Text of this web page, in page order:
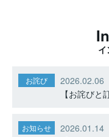
お詫び
2026.02.06
【お詫びと
お知らせ
2026.01.14